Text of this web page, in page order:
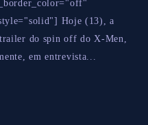
Hoje (13), a
do spin off do X-Men,
em entrevista...